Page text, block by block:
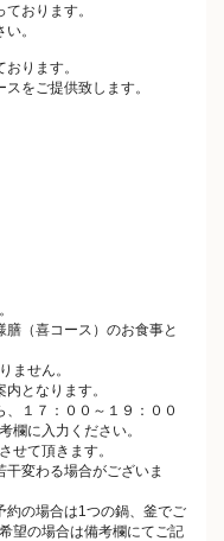
おります。
。
ります。
をご提供致します。
（喜コース）のお食事と
ません。
となります。
１７：００～１９：００
欄に入力ください。
せて頂きます。
変わる場合がございま
約の場合は1つの鍋、釜でご
望の場合は備考欄にてご記